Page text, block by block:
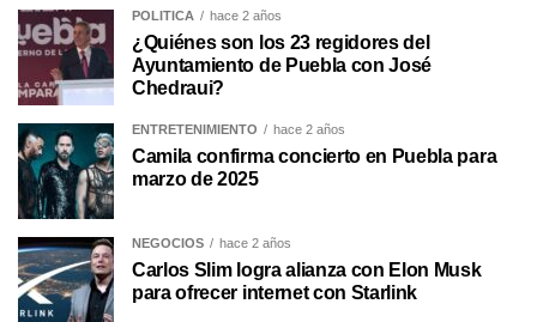
POLÍTICA hace 2 años
¿Quiénes son los 23 regidores del
Ayuntamiento de Puebla con José
Chedraui?
ENTRETENIMIENTO hace 2 años
Camila confirma concierto en Puebla para
marzo de 2025
NEGOCIOS hace 2 años
Carlos Slim logra alianza con Elon Musk
para ofrecer internet con Starlink